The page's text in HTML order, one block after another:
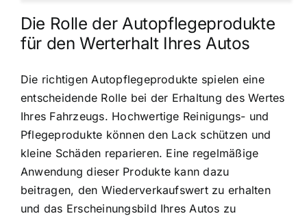
Die Rolle der Autopflegeprodukte
für den Werterhalt Ihres Autos
Die richtigen Autopflegeprodukte spielen eine
entscheidende Rolle bei der Erhaltung des Wertes
Ihres Fahrzeugs. Hochwertige Reinigungs- und
Pflegeprodukte können den Lack schützen und
kleine Schäden reparieren. Eine regelmäßige
Anwendung dieser Produkte kann dazu
beitragen, den Wiederverkaufswert zu erhalten
und das Erscheinungsbild Ihres Autos zu